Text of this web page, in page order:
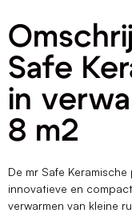
Safe
in
8 m2
De mr Safe
innovatieve en
verwarmen van kleine